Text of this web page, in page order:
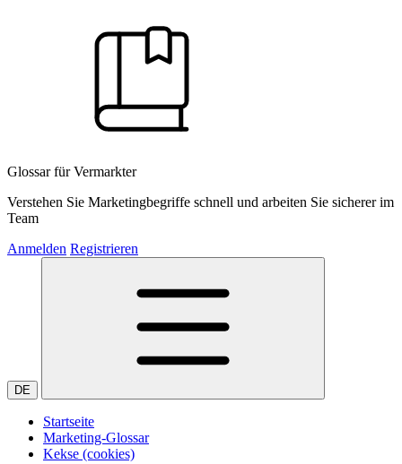
Glossar für Vermarkter
Verstehen Sie Marketingbegriffe schnell und arbeiten Sie sicherer im
Team
Anmelden Registrieren
DE
Startseite
Marketing-Glossar
Kekse (cookies)